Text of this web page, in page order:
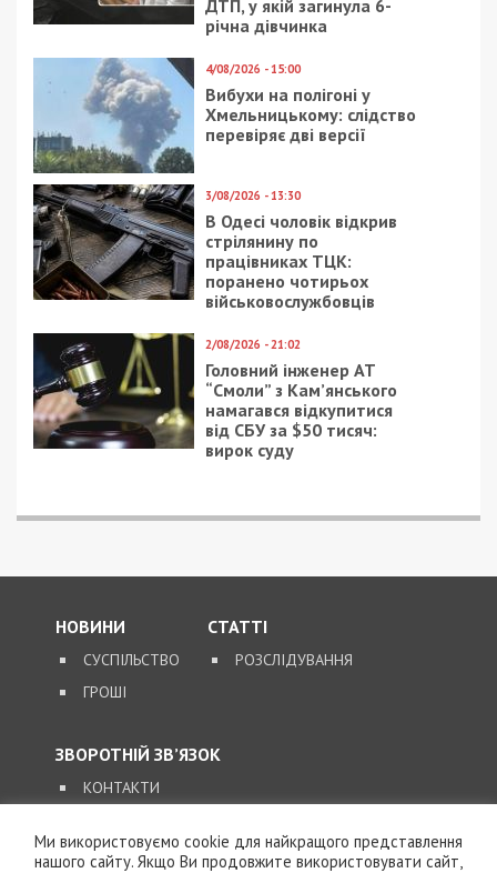
ДТП, у якій загинула 6-
річна дівчинка
4/08/2026 - 15:00
Вибухи на полігоні у
Хмельницькому: слідство
перевіряє дві версії
3/08/2026 - 13:30
В Одесі чоловік відкрив
стрілянину по
працівниках ТЦК:
поранено чотирьох
військовослужбовців
2/08/2026 - 21:02
Головний інженер АТ
“Смоли” з Кам’янського
намагався відкупитися
від СБУ за $50 тисяч:
вирок суду
НОВИНИ
СУСПІЛЬСТВО
ГРОШІ
СТАТТІ
РОЗСЛІДУВАННЯ
ЗВОРОТНІЙ ЗВ’ЯЗОК
КОНТАКТИ
SUPPORT@49000.COM.UA
Ми використовуємо cookie для найкращого представлення
нашого сайту. Якщо Ви продовжите використовувати сайт,